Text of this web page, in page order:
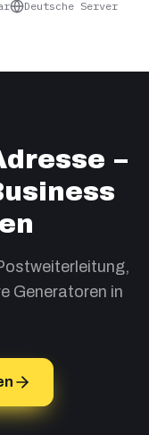
Deutsche Server
–
Generatoren in